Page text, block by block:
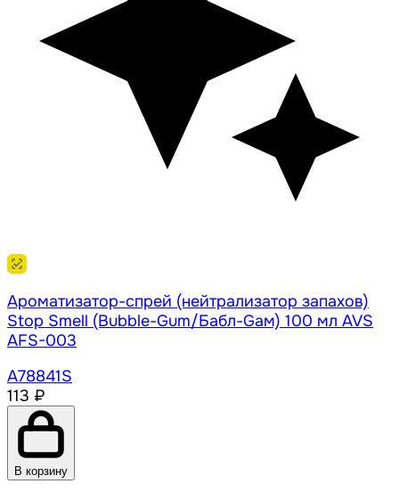
Ароматизатор-спрей (нейтрализатор запахов)
Stop Smell (Bubble-Gum/Бабл-Gам) 100 мл AVS
AFS-003
A78841S
113 ₽
В корзину